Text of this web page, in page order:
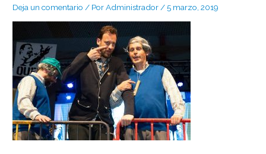
Deja un comentario / PorAdministrador/5 marzo, 2019